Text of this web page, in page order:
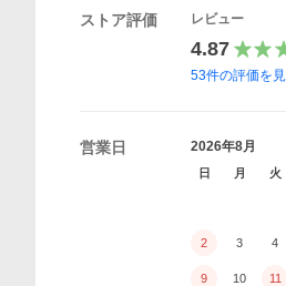
ストア評価 レビュー
4.87
53件の評価を
営業日 2026年8月
日 月 火
2 3 4
9 10 11